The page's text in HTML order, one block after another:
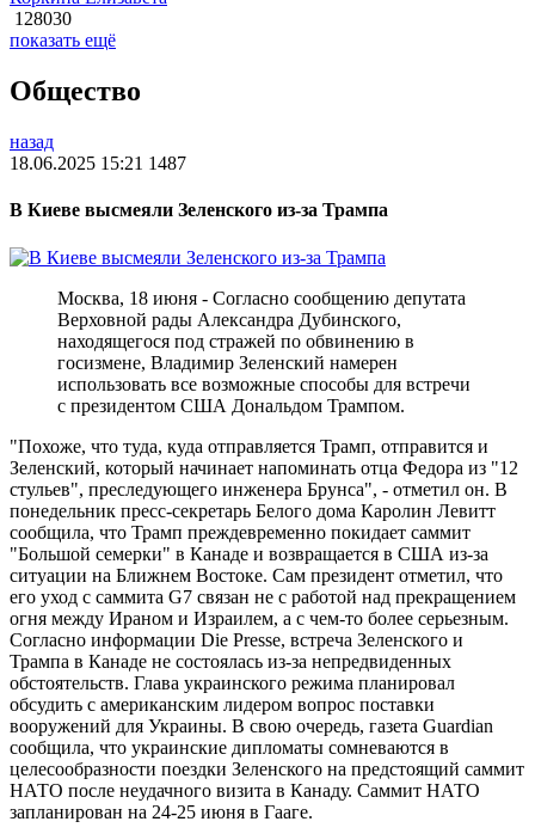
128030
показать ещё
Общество
назад
18.06.2025 15:21 1487
В Киеве высмеяли Зеленского из-за Трампа
Москва, 18 июня - Согласно сообщению депутата
Верховной рады Александра Дубинского,
находящегося под стражей по обвинению в
госизмене, Владимир Зеленский намерен
использовать все возможные способы для встречи
с президентом США Дональдом Трампом.
"Похоже, что туда, куда отправляется Трамп, отправится и
Зеленский, который начинает напоминать отца Федора из "12
стульев", преследующего инженера Брунса", - отметил он. В
понедельник пресс-секретарь Белого дома Каролин Левитт
сообщила, что Трамп преждевременно покидает саммит
"Большой семерки" в Канаде и возвращается в США из-за
ситуации на Ближнем Востоке. Сам президент отметил, что
его уход с саммита G7 связан не с работой над прекращением
огня между Ираном и Израилем, а с чем-то более серьезным.
Согласно информации Die Presse, встреча Зеленского и
Трампа в Канаде не состоялась из-за непредвиденных
обстоятельств. Глава украинского режима планировал
обсудить с американским лидером вопрос поставки
вооружений для Украины. В свою очередь, газета Guardian
сообщила, что украинские дипломаты сомневаются в
целесообразности поездки Зеленского на предстоящий саммит
НАТО после неудачного визита в Канаду. Саммит НАТО
запланирован на 24-25 июня в Гааге.